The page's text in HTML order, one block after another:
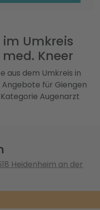
Umkreis
Kneer
aus dem Umkreis in
für Giengen
Augenarzt
Heidenheim an der